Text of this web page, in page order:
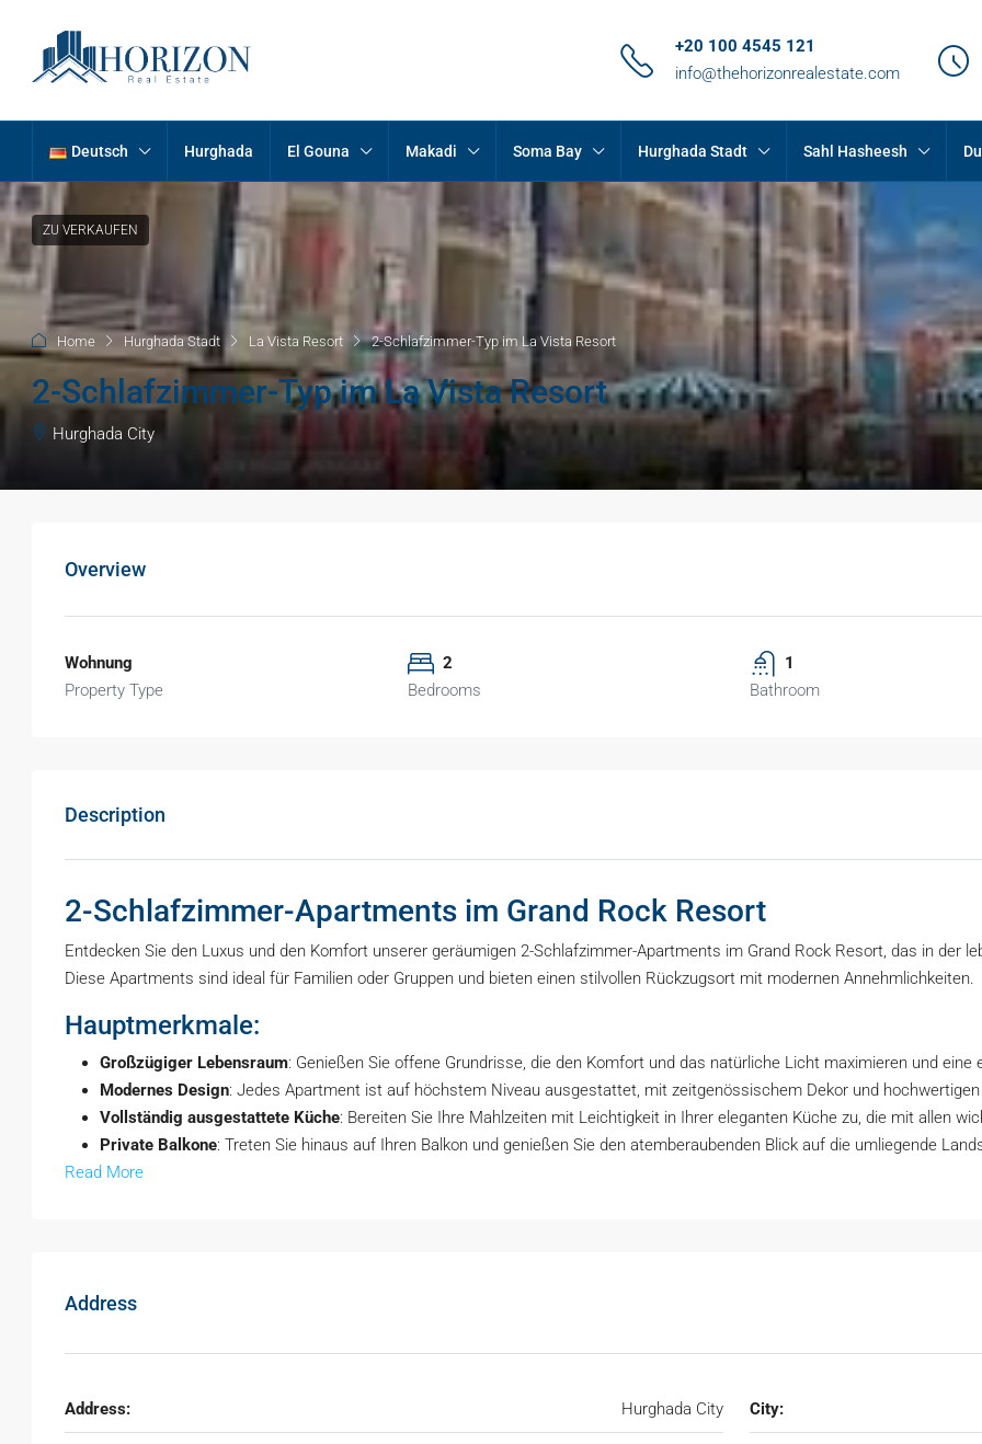
+20 100 4545 121
info@thehorizonrealestate.com
Deutsch Hurghada El Gouna Makadi Soma Bay Hurghada Stadt Sahl Hasheesh
ZU VERKAUFEN
Home Hurghada Stadt La Vista Resort 2-Schlafzimmer-Typ im La Vista Resort
2-Schlafzimmer-Typ im La Vista Resort
Hurghada City
Overview
Wohnung
Property Type
2
Bedrooms
1
Bathroom
Description
2-Schlafzimmer-Apartments im Grand Rock Resort
Entdecken Sie den Luxus und den Komfort unserer geräumigen 2-Schlafzimmer-Apartments im Grand Rock Resort, das in der
Diese Apartments sind ideal für Familien oder Gruppen und bieten einen stilvollen Rückzugsort mit modernen Annehmlichkeiten.
Hauptmerkmale:
Großzügiger Lebensraum: Genießen Sie offene Grundrisse, die den Komfort und das natürliche Licht maximieren und
Modernes Design: Jedes Apartment ist auf höchstem Niveau ausgestattet, mit zeitgenössischem Dekor und
Vollständig ausgestattete Küche: Bereiten Sie Ihre Mahlzeiten mit Leichtigkeit in Ihrer eleganten Küche zu, die mit allen
Private Balkone: Treten Sie hinaus auf Ihren Balkon und genießen Sie den atemberaubenden Blick auf die umliegende
Read More
Address
Address: Hurghada City City: